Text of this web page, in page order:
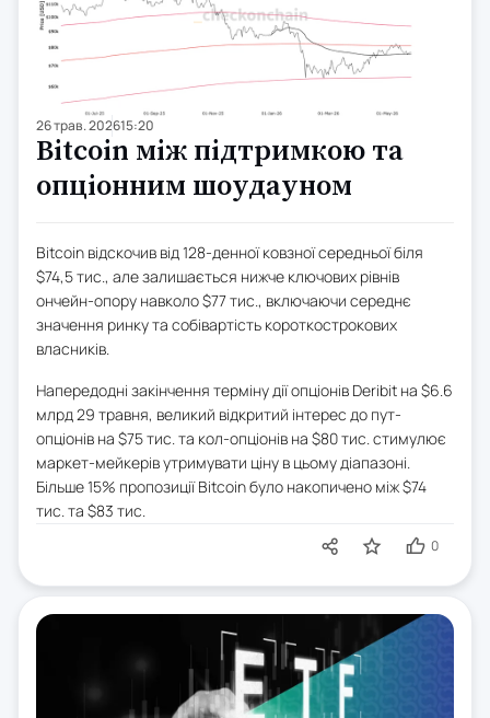
26 трав. 202615:20
Bitcoin між підтримкою та
опціонним шоудауном
Bitcoin відскочив від 128-денної ковзної середньої біля
$74,5 тис., але залишається нижче ключових рівнів
ончейн-опору навколо $77 тис., включаючи середнє
значення ринку та собівартість короткострокових
власників.
Напередодні закінчення терміну дії опціонів Deribit на $6.6
млрд 29 травня, великий відкритий інтерес до пут-
опціонів на $75 тис. та кол-опціонів на $80 тис. стимулює
маркет-мейкерів утримувати ціну в цьому діапазоні.
Більше 15% пропозиції Bitcoin було накопичено між $74
тис. та $83 тис.
0